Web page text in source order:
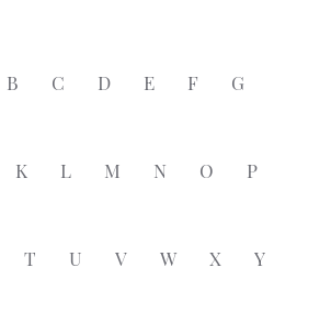
B C D E F G
K L M N O P
T U V W X Y